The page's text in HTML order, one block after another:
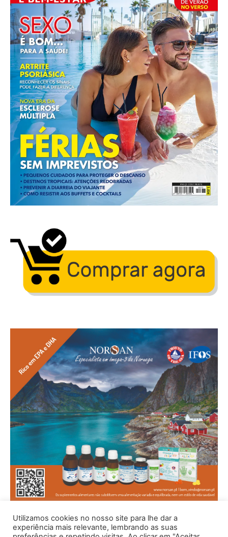
Utilizamos cookies no nosso site para lhe dar a
experiência mais relevante, lembrando as suas